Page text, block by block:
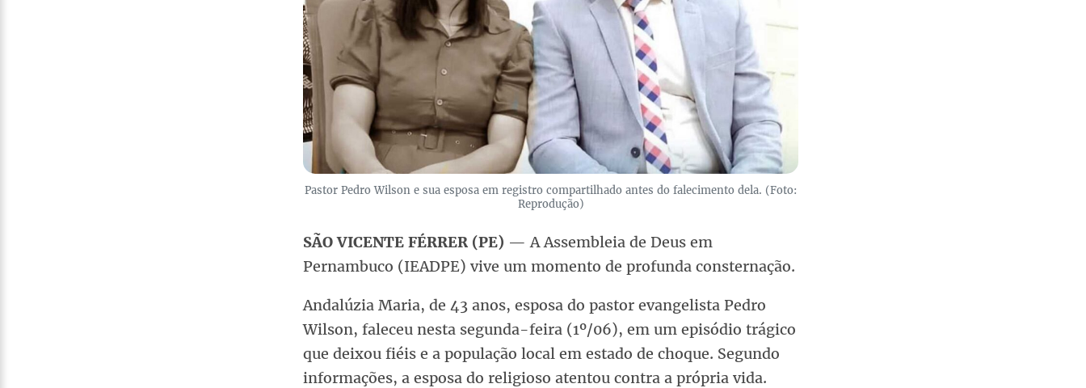
Pastor Pedro Wilson e sua esposa em registro compartilhado antes do falecimento dela. (Foto:
Reprodução)
SÃO VICENTE FÉRRER (PE) — A Assembleia de Deus em
Pernambuco (IEADPE) vive um momento de profunda consternação.
Andalúzia Maria, de 43 anos, esposa do pastor evangelista Pedro
Wilson, faleceu nesta segunda-feira (1º/06), em um episódio trágico
que deixou fiéis e a população local em estado de choque. Segundo
informações, a esposa do religioso atentou contra a própria vida.